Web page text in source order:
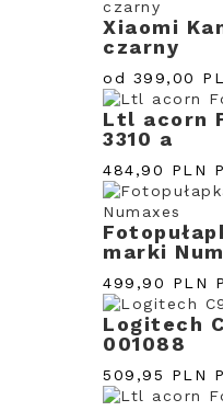
Xiaomi
czarny
od 399,00
Ltl acorn
3310 a
484,90 PLN
marki
499,90 PLN
Logitech
001088
509,95 PLN